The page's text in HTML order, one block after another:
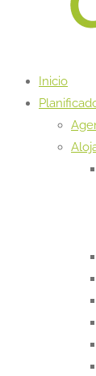
Inicio